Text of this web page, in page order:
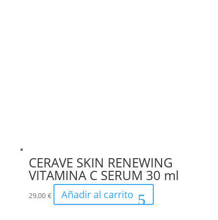
CERAVE SKIN RENEWING
VITAMINA C SERUM 30 ml
29,00 € Añadir al carrito